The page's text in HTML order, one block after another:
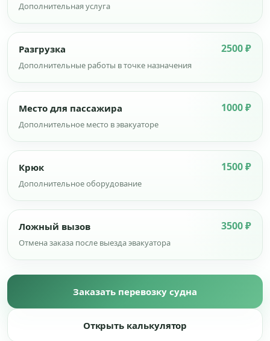
Дополнительная услуга
Разгрузка 2500 ₽
Дополнительные работы в точке назначения
Место для пассажира 1000 ₽
Дополнительное место в эвакуаторе
Крюк 1500 ₽
Дополнительное оборудование
Ложный вызов 3500 ₽
Отмена заказа после выезда эвакуатора
Заказать перевозку судна
Открыть калькулятор